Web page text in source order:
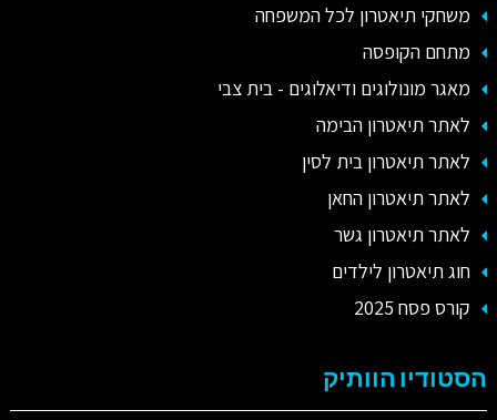
משחקי תיאטרון לכל המשפחה
מתחם הקופסה
מאגר מונולוגים ודיאלוגים - בית צבי
לאתר תיאטרון הבימה
לאתר תיאטרון בית לסין
לאתר תיאטרון החאן
לאתר תיאטרון גשר
חוג תיאטרון לילדים
קורס פסח 2025
הסטודיו הוותיק